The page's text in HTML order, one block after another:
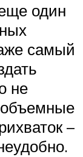
один
самый
не
–